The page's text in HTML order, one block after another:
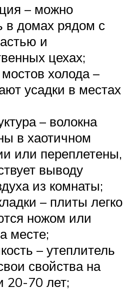
– можно
в домах рядом с
и
цехах;
мостов холода –
усадки в местах
– волокна
в хаотичном
или переплетены,
выводу
из комнаты;
– плиты легко
ножом или
месте;
– утеплитель
свойства на
20-70 лет;